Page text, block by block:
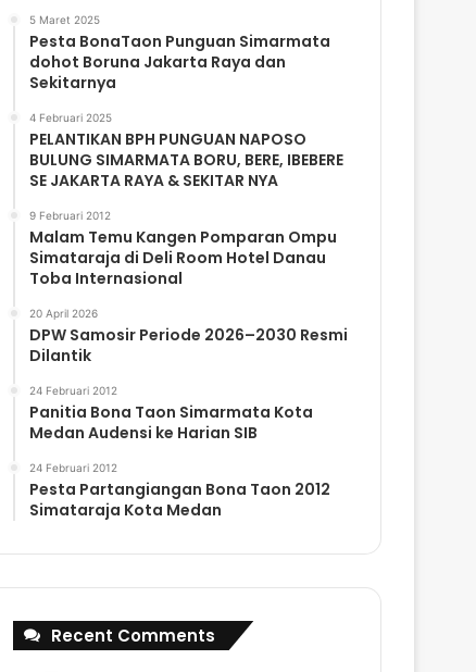
5 Maret 2025
Pesta BonaTaon Punguan Simarmata
dohot Boruna Jakarta Raya dan
Sekitarnya
4 Februari 2025
PELANTIKAN BPH PUNGUAN NAPOSO
BULUNG SIMARMATA BORU, BERE, IBEBERE
SE JAKARTA RAYA & SEKITAR NYA
9 Februari 2012
Malam Temu Kangen Pomparan Ompu
Simataraja di Deli Room Hotel Danau
Toba Internasional
20 April 2026
DPW Samosir Periode 2026–2030 Resmi
Dilantik
24 Februari 2012
Panitia Bona Taon Simarmata Kota
Medan Audensi ke Harian SIB
24 Februari 2012
Pesta Partangiangan Bona Taon 2012
Simataraja Kota Medan
Recent Comments